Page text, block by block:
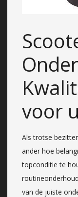
voor
Als trotse
ander hoe
topconditie te
van de juiste